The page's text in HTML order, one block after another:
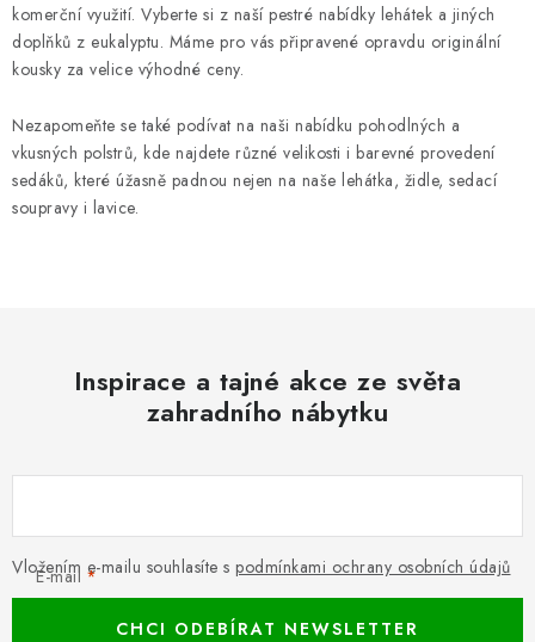
komerční využití. Vyberte si z naší pestré nabídky lehátek a jiných
doplňků z eukalyptu. Máme pro vás připravené opravdu originální
kousky za velice výhodné ceny.
Nezapomeňte se také podívat na naši nabídku pohodlných a
vkusných polstrů, kde najdete různé velikosti i barevné provedení
sedáků, které úžasně padnou nejen na naše lehátka, židle, sedací
soupravy i lavice.
Inspirace a tajné akce ze světa
zahradního nábytku
E-mail
Vložením e-mailu souhlasíte s podmínkami ochrany osobních údajů
CHCI ODEBÍRAT NEWSLETTER